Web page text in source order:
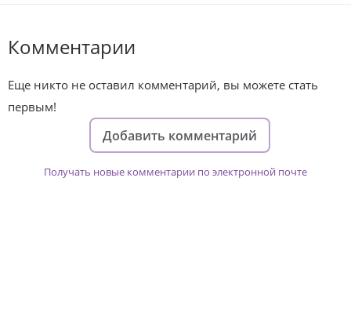
Комментарии
Еще никто не оставил комментарий, вы можете стать
первым!
Добавить комментарий
Получать новые комментарии по электронной почте